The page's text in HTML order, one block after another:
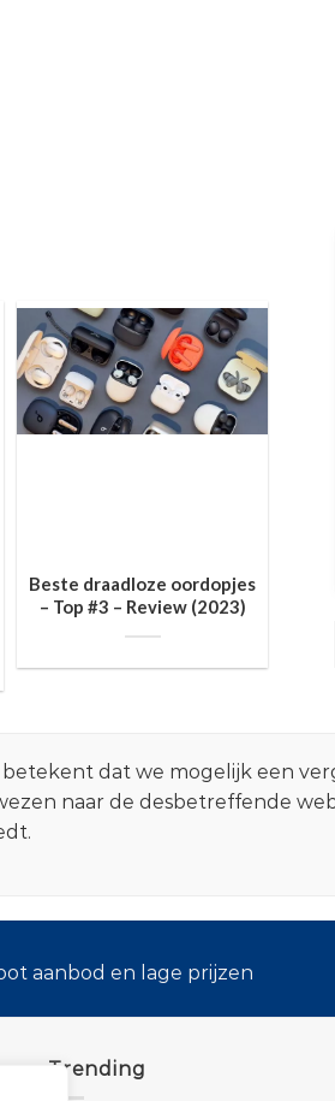
Beste draadloze oordopjes
– Top #3 – Review (2023)
dat we mogelijk een
naar de desbetreffende
aanbod en lage prijzen
Trending